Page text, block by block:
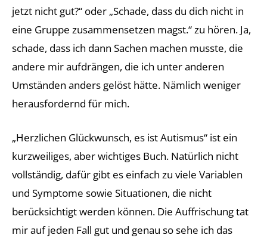
jetzt nicht gut?“ oder „Schade, dass du dich nicht in
eine Gruppe zusammensetzen magst.“ zu hören. Ja,
schade, dass ich dann Sachen machen musste, die
andere mir aufdrängen, die ich unter anderen
Umständen anders gelöst hätte. Nämlich weniger
herausfordernd für mich.
„Herzlichen Glückwunsch, es ist Autismus“ ist ein
kurzweiliges, aber wichtiges Buch. Natürlich nicht
vollständig, dafür gibt es einfach zu viele Variablen
und Symptome sowie Situationen, die nicht
berücksichtigt werden können. Die Auffrischung tat
mir auf jeden Fall gut und genau so sehe ich das